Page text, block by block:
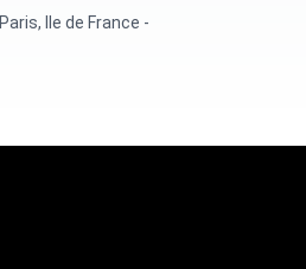
Paris, Ile de France -